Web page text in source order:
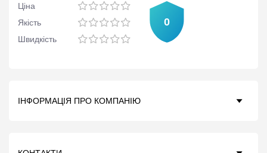
Ціна
Якість
Швидкість
0
ІНФОРМАЦІЯ ПРО КОМПАНІЮ